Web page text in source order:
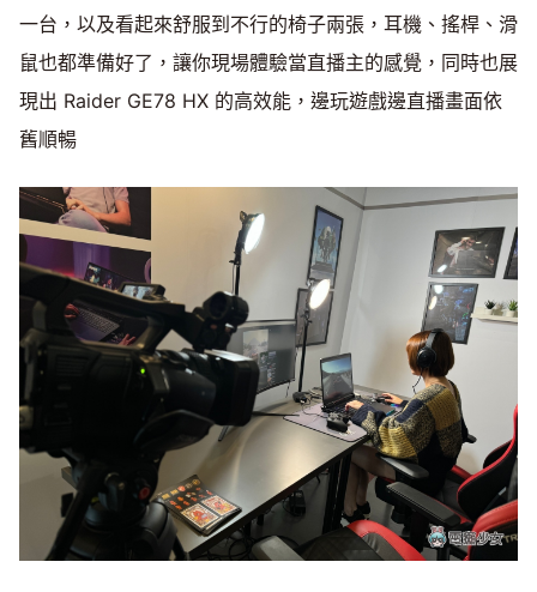
一台，以及看起來舒服到不行的椅子兩張，耳機、搖桿、滑
鼠也都準備好了，讓你現場體驗當直播主的感覺，同時也展
現出 Raider GE78 HX 的高效能，邊玩遊戲邊直播畫面依
舊順暢